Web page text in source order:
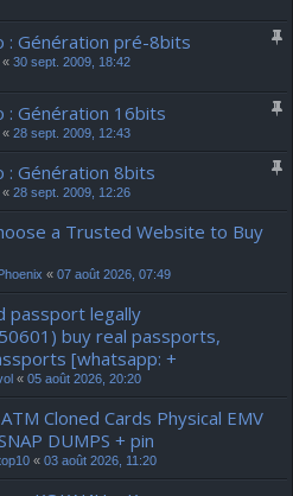
: Génération pré-8bits
« 30 sept. 2009, 18:42
: Génération 16bits
« 28 sept. 2009, 12:43
: Génération 8bits
« 28 sept. 2009, 12:26
a Trusted Website to Buy
« 07 août 2026, 07:49
passport legally
buy real passports,
[whatsapp: +
« 05 août 2026, 20:20
ATM Cloned Cards Physical EMV
DUMPS + pin
« 03 août 2026, 11:20